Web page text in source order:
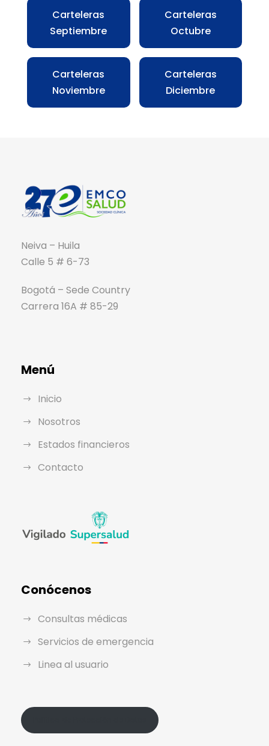
Carteleras
Septiembre
Carteleras
Octubre
Carteleras
Noviembre
Carteleras
Diciembre
Neiva – Huila
Calle 5 # 6-73
Bogotá – Sede Country
Carrera 16A # 85-29
Menú
Inicio
Nosotros
Estados financieros
Contacto
Conócenos
Consultas médicas
Servicios de emergencia
Linea al usuario